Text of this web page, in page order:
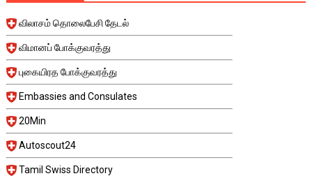
விலாசம் தொலைபேசி தேடல்
விமானப் போக்குவரத்து
புகையிரத போக்குவரத்து
Embassies and Consulates
20Min
Autoscout24
Tamil Swiss Directory